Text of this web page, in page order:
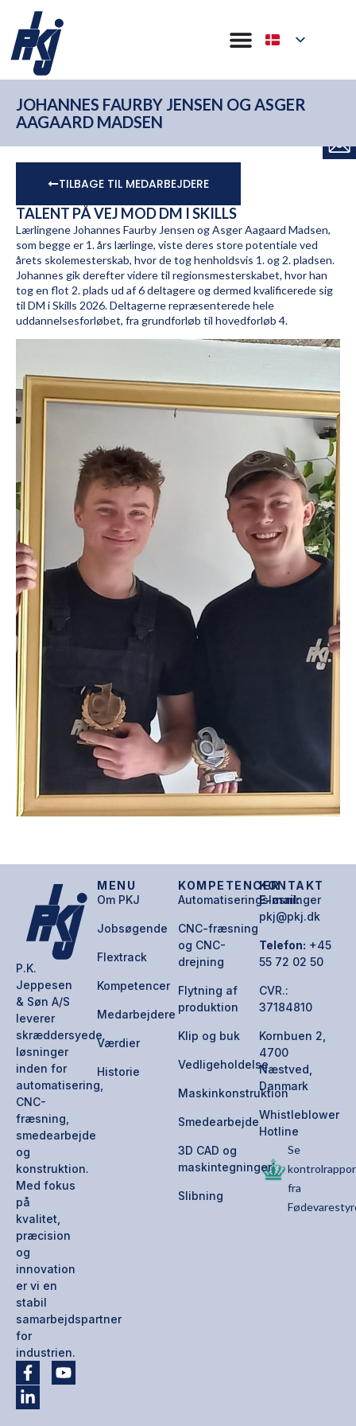
JOHANNES FAURBY JENSEN OG ASGER
AAGAARD MADSEN
TILBAGE TIL MEDARBEJDERE
TALENT PÅ VEJ MOD DM I SKILLS
Lærlingene Johannes Faurby Jensen og Asger Aagaard Madsen,
som begge er 1. års lærlinge, viste deres store potentiale ved
årets skolemesterskab, hvor de tog henholdsvis 1. og 2. pladsen.
Johannes gik derefter videre til regionsmesterskabet, hvor han
tog en flot 2. plads ud af 6 deltagere og dermed kvalificerede sig
til DM i Skills 2026. Deltagerne repræsenterede hele
uddannelsesforløbet, fra grundforløb til hovedforløb 4.
P.K.
Jeppesen
& Søn A/S
leverer
skræddersyede
løsninger
inden for
automatisering,
CNC-
fræsning,
smedearbejde
og
konstruktion.
Med fokus
på
kvalitet,
præcision
og
innovation
er vi en
stabil
samarbejdspartner
for
industrien.
MENU
Om PKJ
Jobsøgende
Flextrack
Kompetencer
Medarbejdere
Værdier
Historie
KOMPETENCER
Automatiseringsløsninger
CNC-fræsning
og CNC-
drejning
Flytning af
produktion
Klip og buk
Vedligeholdelse
Maskinkonstruktion
Smedearbejde
3D CAD og
maskintegninger
Slibning
KONTAKT
E-mail:
pkj@pkj.dk
Telefon: +45
55 72 02 50
CVR.:
37184810
Kornbuen 2,
4700
Næstved,
Danmark
Whistleblower
Hotline
Se
fra